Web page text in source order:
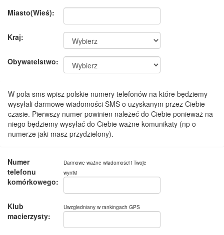
Miasto(Wieś):
Kraj:
Obywatelstwo:
W pola sms wpisz polskie numery telefonów na które będziemy
wysyłali darmowe wiadomości SMS o uzyskanym przez Ciebie
czasie. Pierwszy numer powinien należeć do Ciebie ponieważ na
niego będziemy wysyłać do Ciebie ważne komunikaty (np o
numerze jaki masz przydzielony).
Numer
telefonu
komórkowego:
Darmowe ważne wiadomości i Twoje
wyniki
Klub
macierzysty:
Uwzgledniany w rankingach GPS